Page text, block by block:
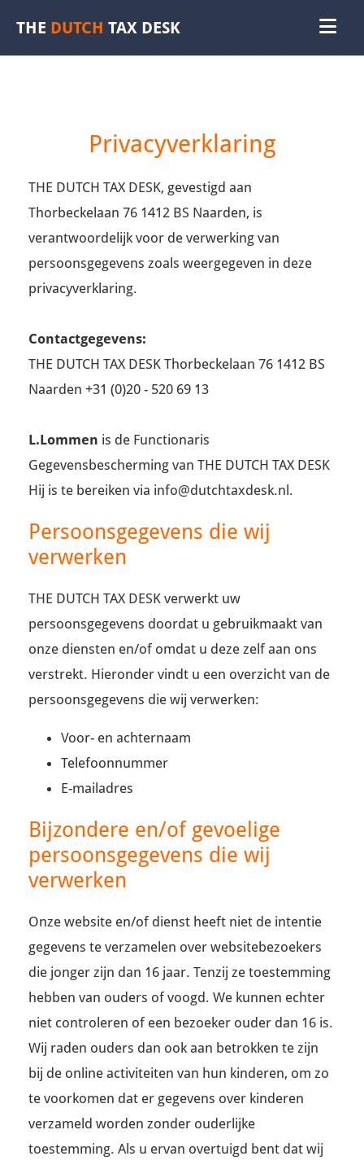
THE DUTCH TAX DESK
Privacyverklaring
THE DUTCH TAX DESK, gevestigd aan
Thorbeckelaan 76 1412 BS Naarden, is
verantwoordelijk voor de verwerking van
persoonsgegevens zoals weergegeven in deze
privacyverklaring.
Contactgegevens:
THE DUTCH TAX DESK Thorbeckelaan 76 1412 BS
Naarden +31 (0)20 - 520 69 13
L.Lommen is de Functionaris
Gegevensbescherming van THE DUTCH TAX DESK
Hij is te bereiken via info@dutchtaxdesk.nl.
Persoonsgegevens die wij
verwerken
THE DUTCH TAX DESK verwerkt uw
persoonsgegevens doordat u gebruikmaakt van
onze diensten en/of omdat u deze zelf aan ons
verstrekt. Hieronder vindt u een overzicht van de
persoonsgegevens die wij verwerken:
Voor- en achternaam
Telefoonnummer
E-mailadres
Bijzondere en/of gevoelige
persoonsgegevens die wij
verwerken
Onze website en/of dienst heeft niet de intentie
gegevens te verzamelen over websitebezoekers
die jonger zijn dan 16 jaar. Tenzij ze toestemming
hebben van ouders of voogd. We kunnen echter
niet controleren of een bezoeker ouder dan 16 is.
Wij raden ouders dan ook aan betrokken te zijn
bij de online activiteiten van hun kinderen, om zo
te voorkomen dat er gegevens over kinderen
verzameld worden zonder ouderlijke
toestemming. Als u ervan overtuigd bent dat wij